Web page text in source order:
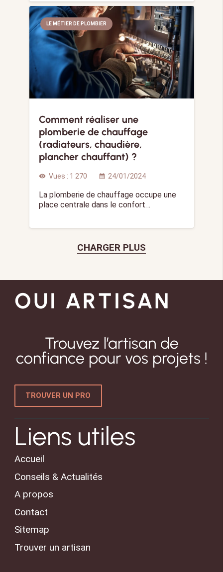
LE MÉTIER DE PLOMBIER
Comment réaliser une
plomberie de chauffage
(radiateurs, chaudière,
plancher chauffant) ?
visibility Vues : 1 270 calendar_month 24/01/2024
La plomberie de chauffage occupe une
place centrale dans le confort…
CHARGER PLUS
OUI ARTISAN
Trouvez l’artisan de
confiance pour vos projets !
TROUVER UN PRO
Liens utiles
Accueil
Conseils & Actualités
A propos
Contact
Sitemap
Trouver un artisan